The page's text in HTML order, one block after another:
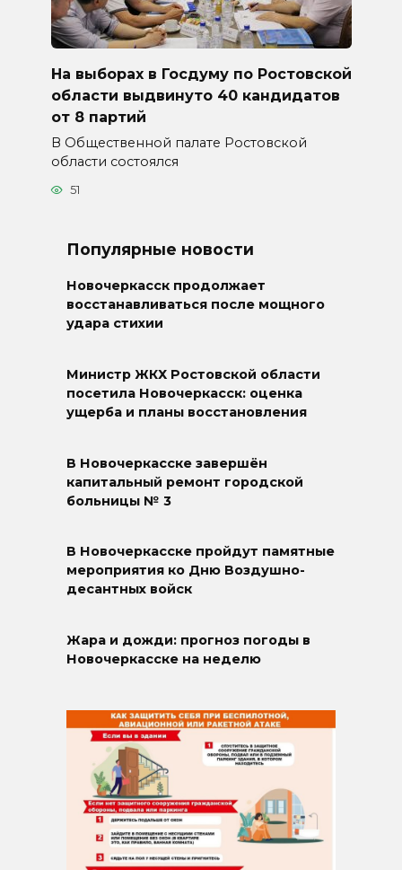
На выборах в Госдуму по Ростовской
области выдвинуто 40 кандидатов
от 8 партий
В Общественной палате Ростовской
области состоялся
51
Популярные новости
Новочеркасск продолжает
восстанавливаться после мощного
удара стихии
Министр ЖКХ Ростовской области
посетила Новочеркасск: оценка
ущерба и планы восстановления
В Новочеркасске завершён
капитальный ремонт городской
больницы № 3
В Новочеркасске пройдут памятные
мероприятия ко Дню Воздушно-
десантных войск
Жара и дожди: прогноз погоды в
Новочеркасске на неделю